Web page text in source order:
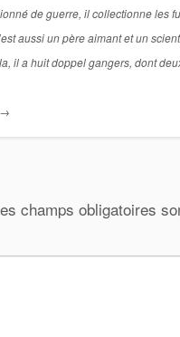
de guerre, il collectionne les
aussi un père aimant et un
il a huit doppel gangers, dont
→
champs obligatoires